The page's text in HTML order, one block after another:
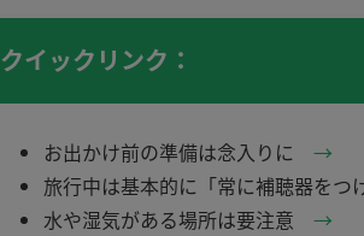
クイックリンク：
お出かけ前の準備は念入りに →
旅行中は基本的に「常に補聴器をつ
水や湿気がある場所は要注意 →